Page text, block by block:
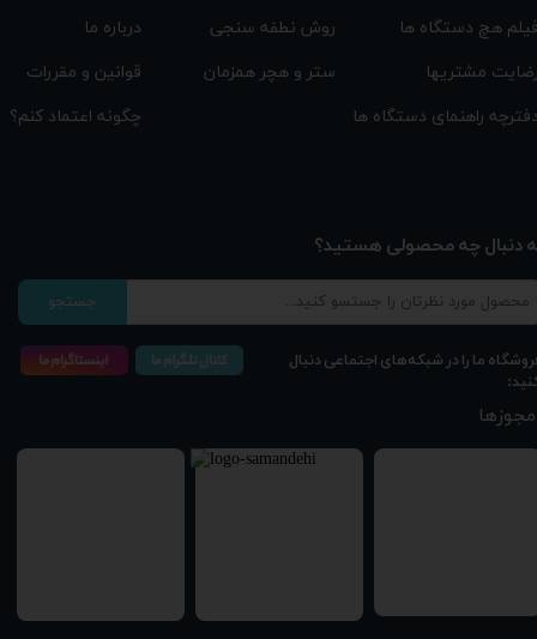
مجوزها
هچ دستگاه ها
مشتریها
راهنمای دستگاه ها
روش نطفه سنجی
ستر و هچر همزمان
درباره ما
قوانین و مقررات
چگونه اعتماد کنم؟
دنبال چه محصولی هستید؟
جستجو
ما را در شبکه‌های اجتماعی دنبال